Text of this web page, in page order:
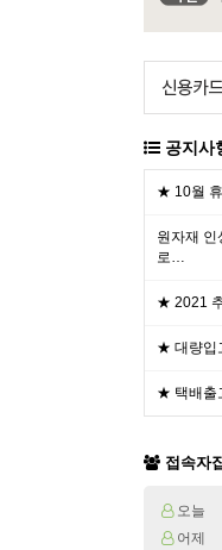
공지사
★ 10월
원자재 인
로…
★ 2021
★ 대량입
★ 택배출
접속자
오늘
어제